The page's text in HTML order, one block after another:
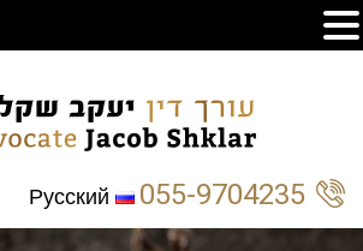
055-9704235
Русский